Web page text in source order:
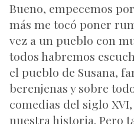
Bueno, empecemos
más me tocó poner
vez a un pueblo con
todos habremos
el pueblo de Susana,
berenjenas y sobre
comedias del siglo
nuestra historia. Pero